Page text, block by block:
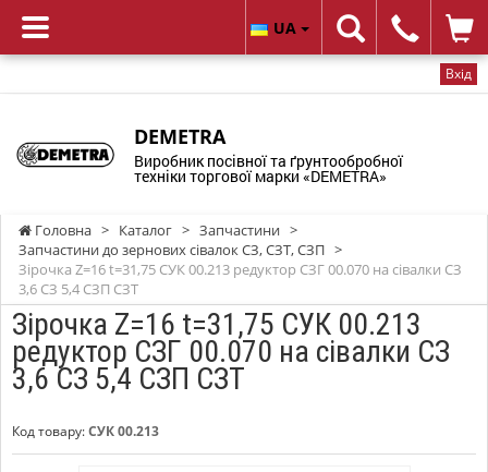
Вхід
DEMETRA
Виробник посівної та ґрунтообробної
техніки торгової марки «DEMETRA»
UA
Головна > Каталог > Запчастини >
Запчастини до зернових сівалок СЗ, СЗТ, СЗП >
Зірочка Z=16 t=31,75 СУК 00.213 редуктор СЗГ 00.070 на сівалки СЗ
3,6 СЗ 5,4 СЗП СЗТ
Зірочка Z=16 t=31,75 СУК 00.213
редуктор СЗГ 00.070 на сівалки СЗ
3,6 СЗ 5,4 СЗП СЗТ
Код товару:СУК 00.213